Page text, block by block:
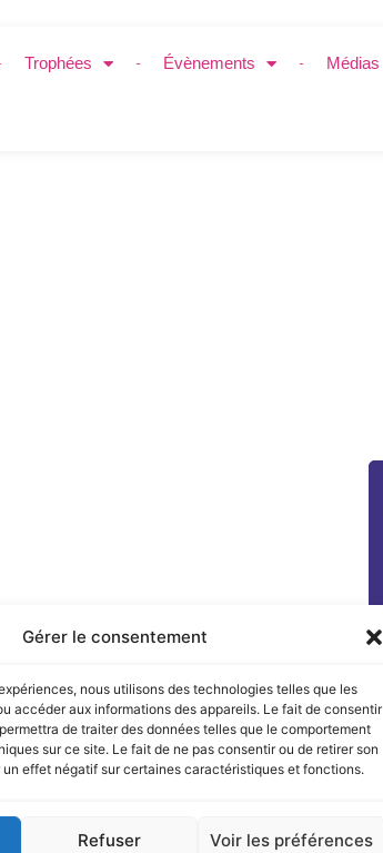
Gérer le consentement
nous utilisons des technologies telles que les
accéder aux informations des appareils. Le fait de consentir
de traiter des données telles que le comportement
sur ce site. Le fait de ne pas consentir ou de retirer son
effet négatif sur certaines caractéristiques et fonctions.
Refuser Voir les préférences
Trophées Évènements Médias
!